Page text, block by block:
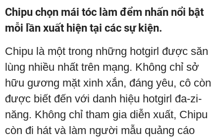
Chipu chọn mái tóc làm đểm nhấn nổi bật
mỗi lần xuất hiện tại các sự kiện.
Chipu là một trong những hotgirl được săn
lùng nhiều nhất trên mạng. Không chỉ sở
hữu gương mặt xinh xắn, đáng yêu, cô còn
được biết đến với danh hiệu hotgirl đa-zi-
năng. Không chỉ tham gia diễn xuất, Chipu
còn đi hát và làm người mẫu quảng cáo